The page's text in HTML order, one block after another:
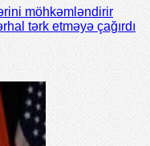
möhkəmləndirir
tərk etməyə çağırdı